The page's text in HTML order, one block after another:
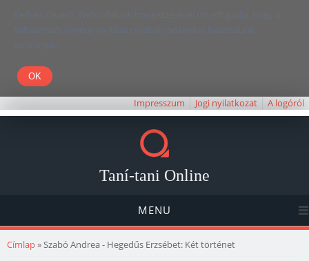
Kedves Olvasó! Weboldalunk böngészésével Ön elfogadja, hogy a
felhasználói élmény javítása céljából cookie-kat használunk.
Köszönjük!
Impresszum Jogi nyilatkozat A logóról
Taní-tani Online
MENU
Jelenlegi hely
Címlap» Szabó Andrea - Hegedűs Erzsébet: Két történet